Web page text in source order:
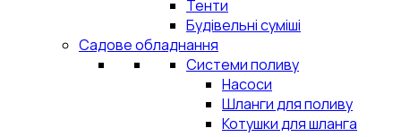
Тенти
Будівельні суміші
Садове обладнання
Системи поливу
Насоси
Шланги для поливу
Котушки для шланга